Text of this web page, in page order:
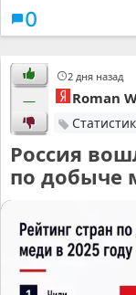
0
2 дня назад
— Roman
Россия
по добыче